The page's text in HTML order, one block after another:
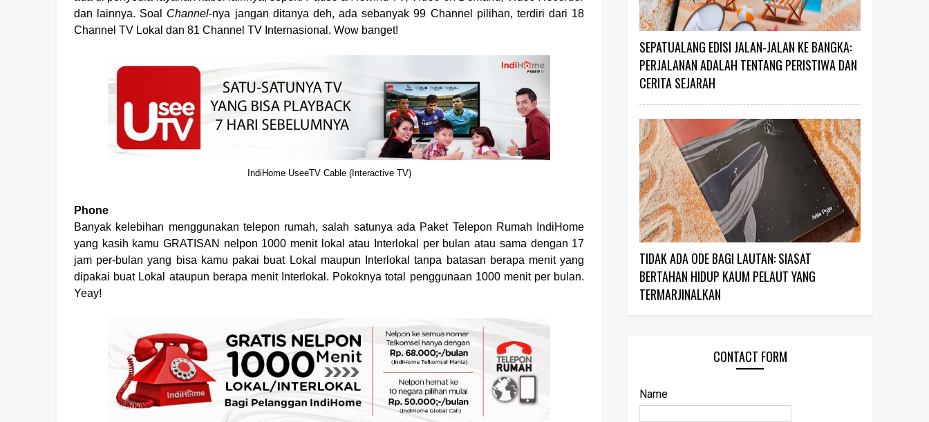
dan lainnya. Soal Channel-nya jangan ditanya deh, ada sebanyak 99 Channel pilihan, terdiri dari 18
Channel TV Lokal dan 81 Channel TV Internasional. Wow banget!
IndiHome UseeTV Cable (Interactive TV)
Phone
Banyak kelebihan menggunakan telepon rumah, salah satunya ada Paket Telepon Rumah IndiHome
yang kasih kamu GRATISAN nelpon 1000 menit lokal atau Interlokal per bulan atau sama dengan 17
jam per-bulan yang bisa kamu pakai buat Lokal maupun Interlokal tanpa batasan berapa menit yang
dipakai buat Lokal ataupun berapa menit Interlokal. Pokoknya total penggunaan 1000 menit per bulan.
Yeay!
SEPATUALANG EDISI JALAN-JALAN KE BANGKA:
PERJALANAN ADALAH TENTANG PERISTIWA DAN
CERITA SEJARAH
TIDAK ADA ODE BAGI LAUTAN: SIASAT
BERTAHAN HIDUP KAUM PELAUT YANG
TERMARJINALKAN
CONTACT FORM
Name